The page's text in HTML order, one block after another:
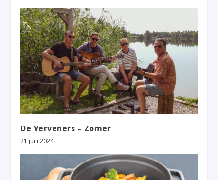
De Verveners – Zomer
21 juni 2024